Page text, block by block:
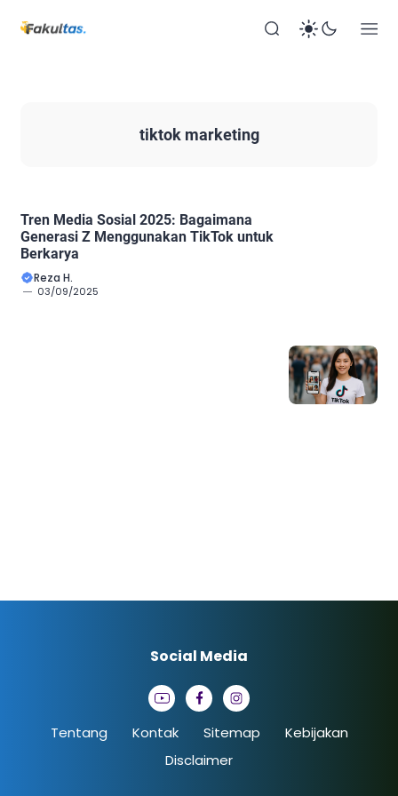
tiktok marketing
Tren Media Sosial 2025: Bagaimana
Generasi Z Menggunakan TikTok untuk
Berkarya
Reza H.
03/09/2025
Tentang Kontak Sitemap
Kebijakan
Disclaimer
Social Media